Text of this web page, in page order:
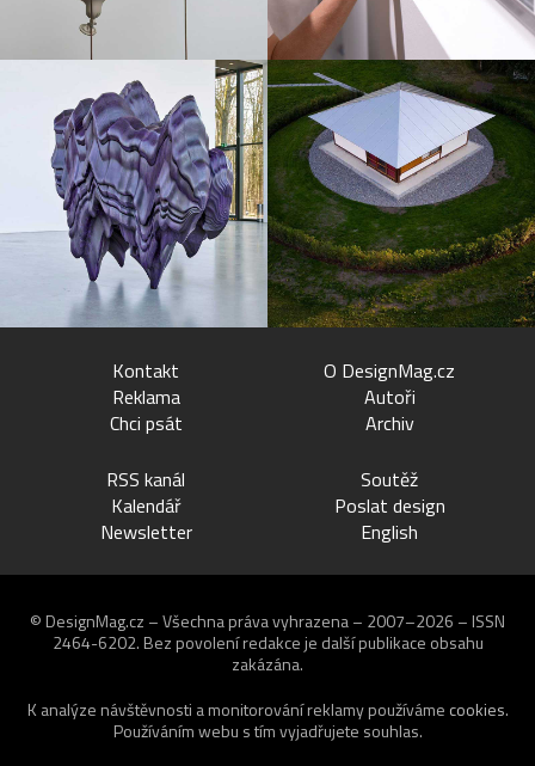
Kontakt
Reklama
Chci psát
O DesignMag.cz
Autoři
Archiv
RSS kanál
Kalendář
Newsletter
Soutěž
Poslat design
English
© DesignMag.cz – Všechna práva vyhrazena – 2007–2026 – ISSN
2464-6202. Bez povolení redakce je další publikace obsahu
zakázána.
K analýze návštěvnosti a monitorování reklamy používáme cookies.
Používáním webu s tím vyjadřujete souhlas.